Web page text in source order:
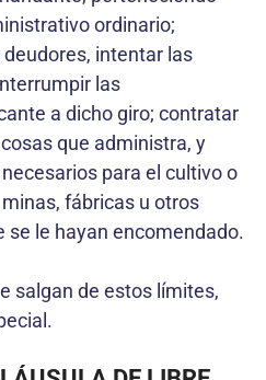
ordinario;
intentar las
las
a dicho giro; contratar
que administra, y
para el cultivo o
fábricas u otros
se le hayan encomendado.
salgan de estos límites,